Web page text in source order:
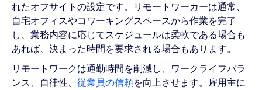
れたオフサイトの設定です。リモートワーカーは通常、
自宅オフィスやコワーキングスペースから作業を完了
し、業務内容に応じてスケジュールは柔軟である場合も
あれば、決まった時間を要求される場合もあります。
リモートワークは通勤時間を削減し、ワークライフバラ
ンス、自律性、 従業員の信頼を向上させます。雇用主に